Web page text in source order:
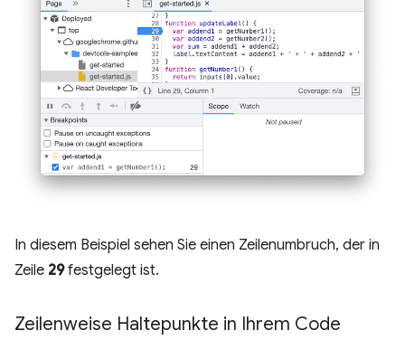
In diesem Beispiel sehen Sie einen Zeilenumbruch, der in
Zeile 29festgelegt ist.
Zeilenweise Haltepunkte in Ihrem Code